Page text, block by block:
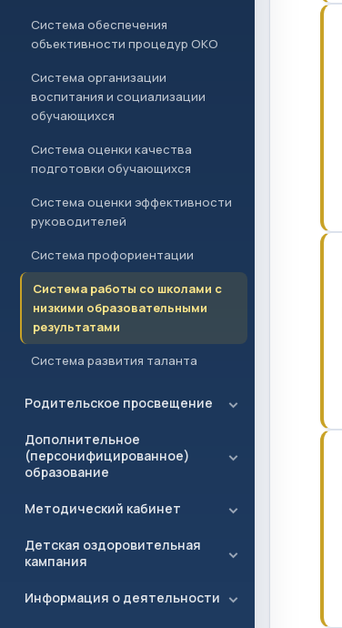
Система обеспечения
объективности процедур ОКО
Система организации
воспитания и социализации
обучающихся
Система оценки качества
подготовки обучающихся
Система оценки эффективности
руководителей
Система профориентации
Система работы со школами с
низкими образовательными
результатами
Система развития таланта
Родительское просвещение
Дополнительное
(персонифицированное)
образование
Методический кабинет
Детская оздоровительная
кампания
Информация о деятельности